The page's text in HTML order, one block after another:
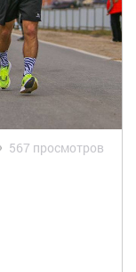
567 просмотров